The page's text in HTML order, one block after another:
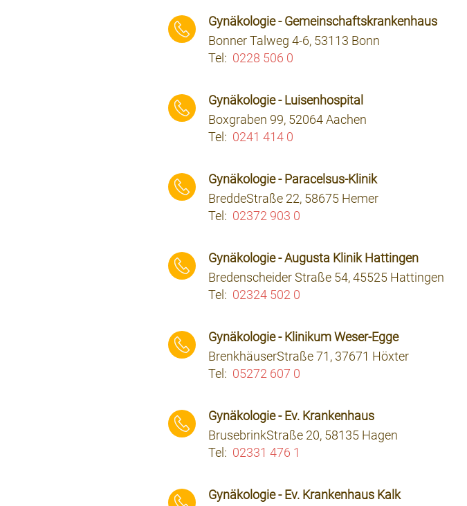
Gynäkologie - Gemeinschaftskrankenhaus
Bonner Talweg 4-6, 53113 Bonn
Tel: 0228 506 0
Gynäkologie - Luisenhospital
Boxgraben 99, 52064 Aachen
Tel: 0241 414 0
Gynäkologie - Paracelsus-Klinik
BreddeStraße 22, 58675 Hemer
Tel: 02372 903 0
Gynäkologie - Augusta Klinik Hattingen
Bredenscheider Straße 54, 45525 Hattingen
Tel: 02324 502 0
Gynäkologie - Klinikum Weser-Egge
BrenkhäuserStraße 71, 37671 Höxter
Tel: 05272 607 0
Gynäkologie - Ev. Krankenhaus
BrusebrinkStraße 20, 58135 Hagen
Tel: 02331 476 1
Gynäkologie - Ev. Krankenhaus Kalk